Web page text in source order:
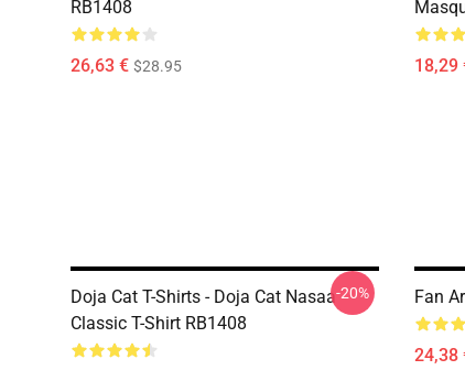
RB1408
26,63 € $28.95 18,29
Doja Cat T-Shirts - Doja Cat Nasaa
Classic T-Shirt RB1408
-20% Fan
24,38